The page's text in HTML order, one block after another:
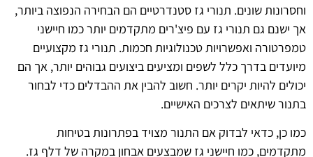
וחסרונות שונים. תנורי גז סטנדרטיים הם הבחירה הנפוצה ביותר,
אך ישנם גם תנורי גז עם פיצ'רים מתקדמים יותר כמו חיישני
טמפרטורה ואפשרויות טכנולוגיות חכמות. תנורי גז מקצועיים
מיועדים בדרך כלל לשפים ומציעים ביצועים גבוהים יותר, אך הם
יכולים להיות יקרים יותר. חשוב להבין את ההבדלים כדי לבחור
בתנור שיתאים לצרכים האישיים.
כמו כן, כדאי לבדוק אם התנור מצויד בפתרונות בטיחות
מתקדמים, כמו חיישני גז שמבצעים אבחון במקרה של דלף גז.